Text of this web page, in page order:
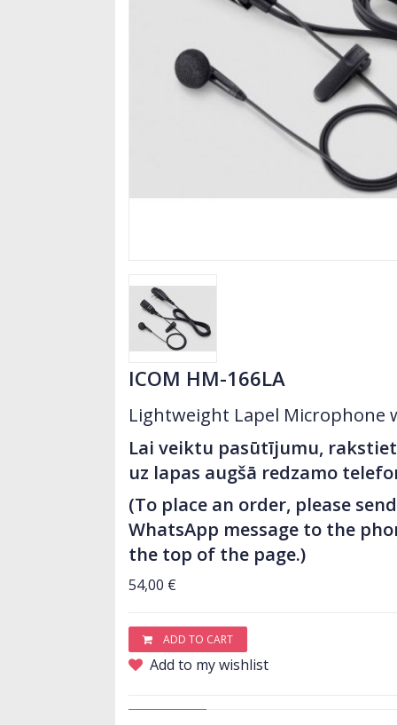
ICOM HM-166LA
Lightweight Lapel Microphone
Lai veiktu pasūtījumu, rakstiet
uz lapas augšā redzamo
(To place an order, please
WhatsApp message to the
the top of the page.)
54,00 €
ADD TO CART
Add to my wishlist